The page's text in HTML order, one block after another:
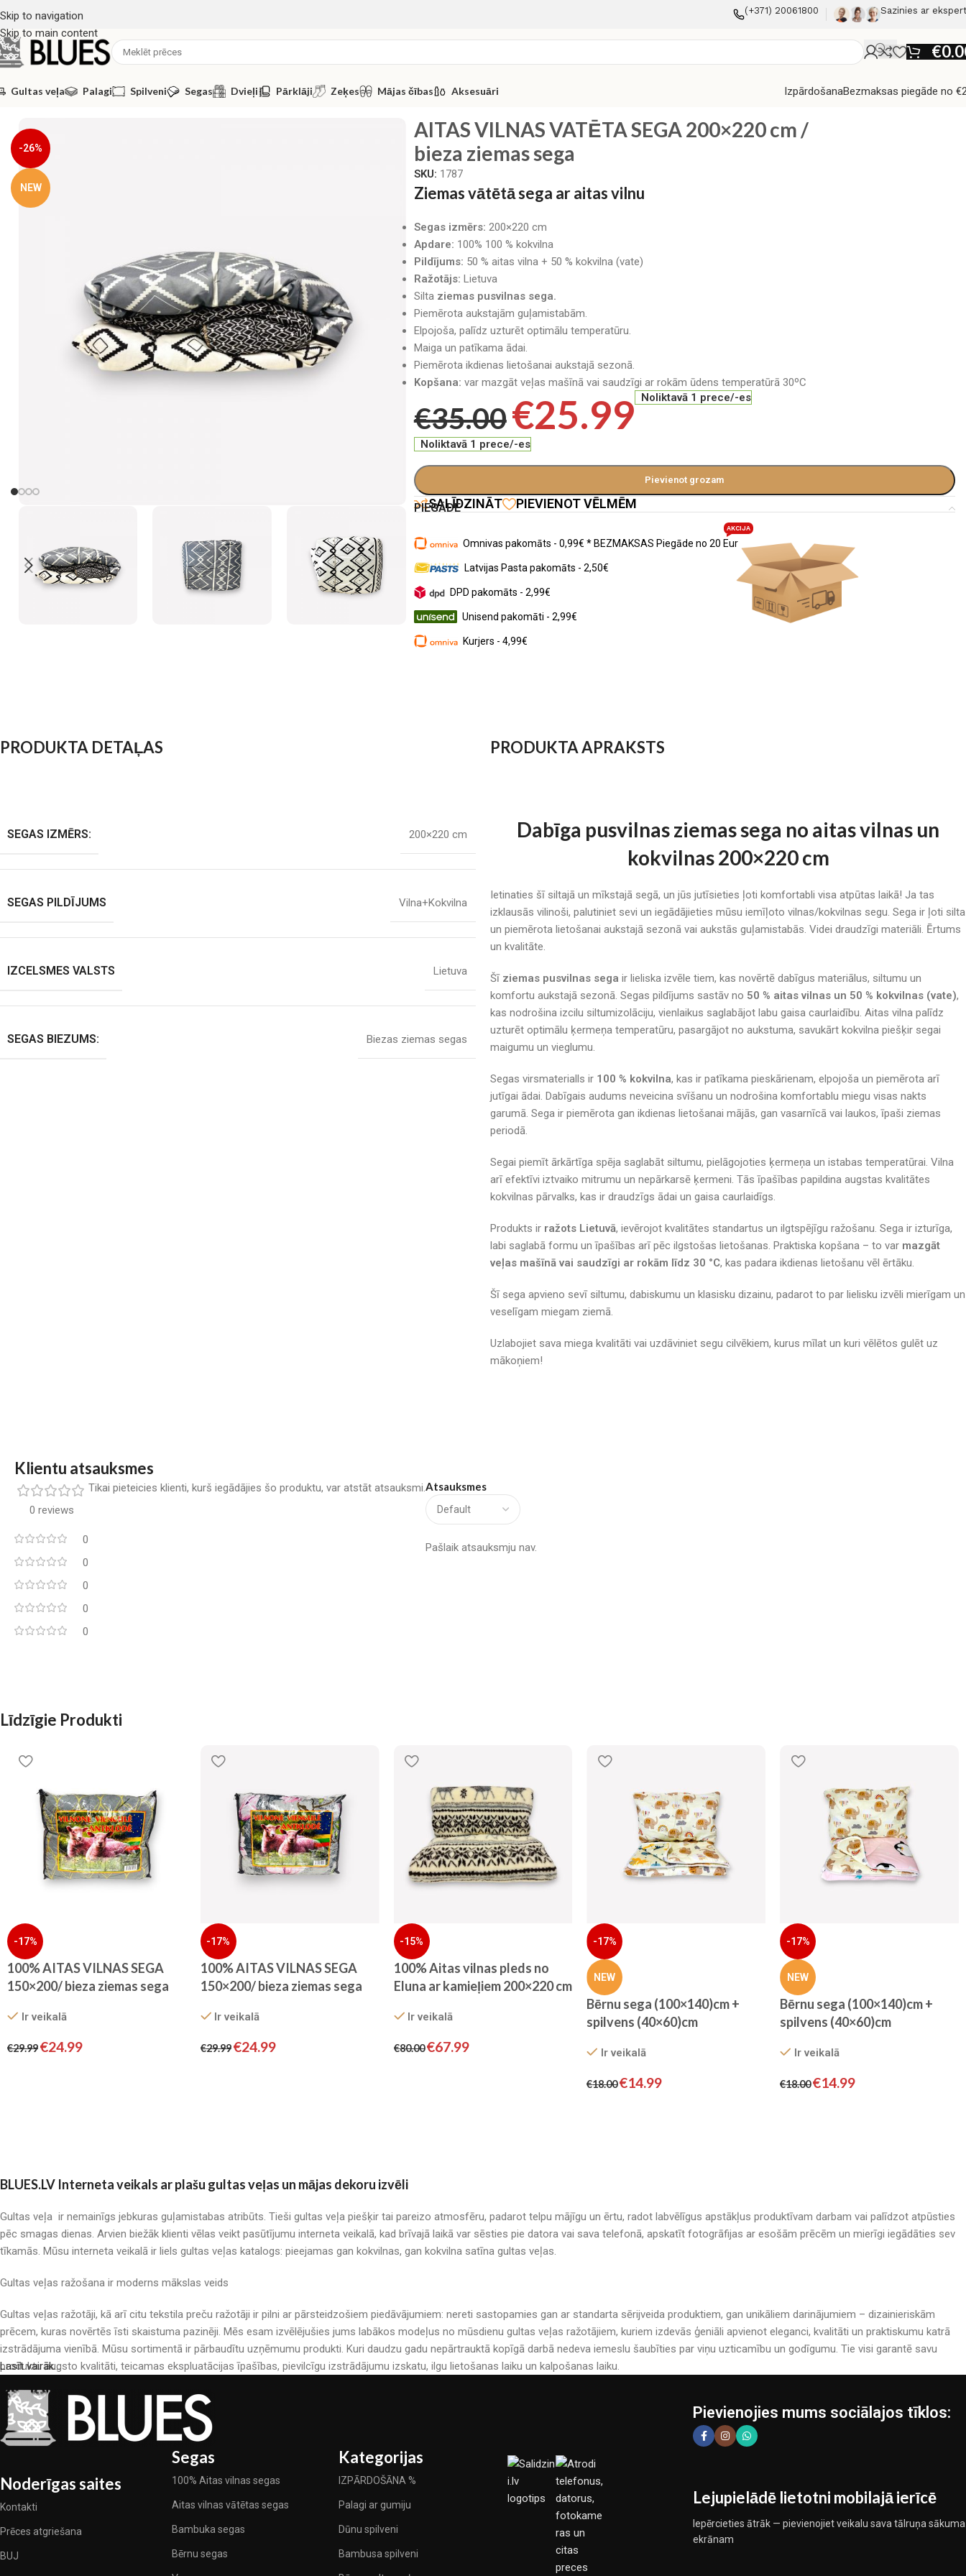
Skip to navigation
Skip to main content
(+371) 20061800 Sazinies ar
€
Gultas veļa Palagi Spilveni Segas Dvieļi Pārklāji Zeķes Mājas čības Aksesuāri IzpārdošanaBezmaksas piegāde no
Segas Vātētas aitas vilnas segas /AITAS VILNAS VATĒTA SEGA 200×220 cm / bieza ziemas sega
-26%
NEW
AITAS VILNAS VATĒTA SEGA 200×220 cm /
bieza ziemas sega
SKU: 1787
Ziemas vātētā sega ar aitas vilnu
Segas izmērs: 200×220 cm
Apdare: 100% 100 % kokvilna
Pildījums: 50 % aitas vilna + 50 % kokvilna (vate)
Ražotājs: Lietuva
Silta ziemas pusvilnas sega.
Piemērota aukstajām guļamistabām.
Elpojoša, palīdz uzturēt optimālu temperatūru.
Maiga un patīkama ādai.
Piemērota ikdienas lietošanai aukstajā sezonā.
Kopšana: var mazgāt veļas mašīnā vai saudzīgi ar rokām ūdens temperatūrā 30ºC
€35.00€25.99 Noliktavā 1 prece/-es
Noliktavā 1 prece/-es
Pievienot grozam
SALĪDZINĀT PIEVIENOT VĒLMĒM
PIEGĀDE
Omnivas pakomāts - 0,99€ * BEZMAKSAS Piegāde no 20 Eur
AKCIJA
Latvijas Pasta pakomāts - 2,50€
DPD pakomāts - 2,99€
Unisend pakomāti - 2,99€
Kurjers - 4,99€
PRODUKTA DETAĻAS
SEGAS IZMĒRS: 200×220 cm
SEGAS PILDĪJUMS Vilna+Kokvilna
IZCELSMES VALSTS Lietuva
SEGAS BIEZUMS: Biezas ziemas segas
PRODUKTA APRAKSTS
Dabīga pusvilnas ziemas sega no aitas vilnas un
kokvilnas 200×220 cm
Ietinaties šī siltajā un mīkstajā segā, un jūs jutīsieties ļoti komfortabli visa atpūtas laikā! Ja tas
izklausās vilinoši, palutiniet sevi un iegādājieties mūsu iemīļoto vilnas/kokvilnas segu. Sega ir ļoti silta
un piemērota lietošanai aukstajā sezonā vai aukstās guļamistabās. Videi draudzīgi materiāli. Ērtums
un kvalitāte.
Šī ziemas pusvilnas sega ir lieliska izvēle tiem, kas novērtē dabīgus materiālus, siltumu un
komfortu aukstajā sezonā. Segas pildījums sastāv no 50 % aitas vilnas un 50 % kokvilnas (vate),
kas nodrošina izcilu siltumizolāciju, vienlaikus saglabājot labu gaisa caurlaidību. Aitas vilna palīdz
uzturēt optimālu ķermeņa temperatūru, pasargājot no aukstuma, savukārt kokvilna piešķir segai
maigumu un vieglumu.
Segas virsmaterialls ir 100 % kokvilna, kas ir patīkama pieskārienam, elpojoša un piemērota arī
jutīgai ādai. Dabīgais audums neveicina svīšanu un nodrošina komfortablu miegu visas nakts
garumā. Sega ir piemērota gan ikdienas lietošanai mājās, gan vasarnīcā vai laukos, īpaši ziemas
periodā.
Segai piemīt ārkārtīga spēja saglabāt siltumu, pielāgojoties ķermeņa un istabas temperatūrai. Vilna
arī efektīvi iztvaiko mitrumu un nepārkarsē ķermeni. Tās īpašības papildina augstas kvalitātes
kokvilnas pārvalks, kas ir draudzīgs ādai un gaisa caurlaidīgs.
Produkts ir ražots Lietuvā, ievērojot kvalitātes standartus un ilgtspējīgu ražošanu. Sega ir izturīga,
labi saglabā formu un īpašības arī pēc ilgstošas lietošanas. Praktiska kopšana – to var mazgāt
veļas mašīnā vai saudzīgi ar rokām līdz 30 °C, kas padara ikdienas lietošanu vēl ērtāku.
Šī sega apvieno sevī siltumu, dabiskumu un klasisku dizainu, padarot to par lielisku izvēli mierīgam un
veselīgam miegam ziemā.
Uzlabojiet sava miega kvalitāti vai uzdāviniet segu cilvēkiem, kurus mīlat un kuri vēlētos gulēt uz
mākoņiem!
Klientu atsauksmes
0 reviews
0
0
0
0
0
Atsauksmes
Pašlaik atsauksmju nav.
Tikai pieteicies klienti, kurš iegādājies šo produktu, var atstāt atsauksmi.
Līdzīgie Produkti
-17%
100% AITAS VILNAS SEGA
150×200/ bieza ziemas sega
Ir veikalā
€29.99€24.99
-17%
100% AITAS VILNAS SEGA
150×200/ bieza ziemas sega
Ir veikalā
€29.99€24.99
-15%
100% Aitas vilnas pleds no
Eluna ar kamieļiem 200×220 cm
Ir veikalā
€80.00 €67.99
-17%
NEW
Bērnu sega (100×140)cm +
spilvens (40×60)cm
Ir veikalā
€18.00€14.99
-17%
NEW
Bērnu sega (100×140)cm +
spilvens (40×60)cm
Ir veikalā
€18.00€14.99
BLUES.LV Interneta veikals ar plašu gultas veļas un mājas dekoru izvēli
Gultas veļa ir nemainīgs jebkuras guļamistabas atribūts. Tieši gultas veļa piešķir tai pareizo atmosfēru, padarot telpu mājīgu un ērtu, radot labvēlīgus apstākļus produktīvam darbam vai palīdzot atpūsties
pēc smagas dienas. Arvien biežāk klienti vēlas veikt pasūtījumu interneta veikalā, kad brīvajā laikā var sēsties pie datora vai sava telefonā, apskatīt fotogrāfijas ar esošām prēcēm un mierīgi iegādāties sev
tīkamās. Mūsu interneta veikalā ir liels gultas veļas katalogs: pieejamas gan kokvilnas, gan kokvilna satīna gultas veļas.
Gultas veļas ražošana ir moderns mākslas veids
Gultas veļas ražotāji, kā arī citu tekstila preču ražotāji ir pilni ar pārsteidzošiem piedāvājumiem: nereti sastopamies gan ar standarta sērijveida produktiem, gan unikāliem darinājumiem – dizainieriskām
prēcem, kuras novērtēs īsti skaistuma pazinēji. Mēs esam izvēlējušies jums labākos modeļus no mūsdienu gultas veļas ražotājiem, kuriem izdevās ģeniāli apvienot eleganci, kvalitāti un praktiskumu katrā
izstrādājuma vienībā. Mūsu sortimentā ir pārbaudītu uzņēmumu produkti. Kuri daudzu gadu nepārtrauktā kopīgā darbā nedeva iemeslu šaubīties par viņu uzticamību un godīgumu. Tie visi garantē savu
produktu augsto kvalitāti, teicamas ekspluatācijas īpašības, pievilcīgu izstrādājumu izskatu, ilgu lietošanas laiku un kalpošanas laiku.
Lasīt vairāk...
Noderīgas saites
Kontakti
Prēces atgriešana
BUJ
Segas
100% Aitas vilnas segas
Aitas vilnas vātētas segas
Bambuka segas
Bērnu segas
Kategorijas
IZPĀRDOŠĀNA %
Palagi ar gumiju
Dūnu spilveni
Bambusa spilveni
Pievienojies mums sociālajos tīklos:
Lejupielādē lietotni mobilajā ierīcē
Iepērcieties ātrāk — pievienojiet veikalu sava tālruņa sākuma
ekrānam